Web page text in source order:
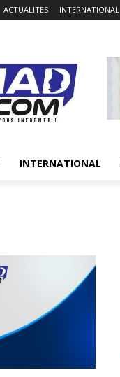
ACTUALITES INTERNATIONAL
INTERNATIONAL